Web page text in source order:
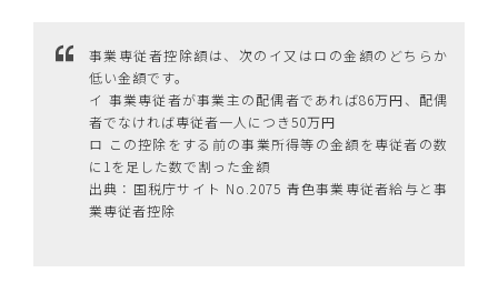
事業専従者控除額は、次のイ又はロの金額のどちらか
低い金額です。
イ 事業専従者が事業主の配偶者であれば86万円、配偶
者でなければ専従者一人につき50万円
ロ この控除をする前の事業所得等の金額を専従者の数
に1を足した数で割った金額
出典：国税庁サイト No.2075 青色事業専従者給与と事
業専従者控除